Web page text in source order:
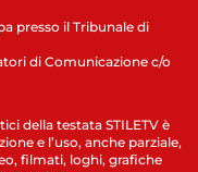
presso il Tribunale di
di Comunicazione c/o
della testata STILETV è
e l’uso, anche parziale,
filmati, loghi, grafiche